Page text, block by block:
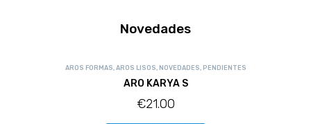
Novedades
AROS FORMAS, AROS LISOS, NOVEDADES, PENDIENTES
ARO KARYA S
€21.00